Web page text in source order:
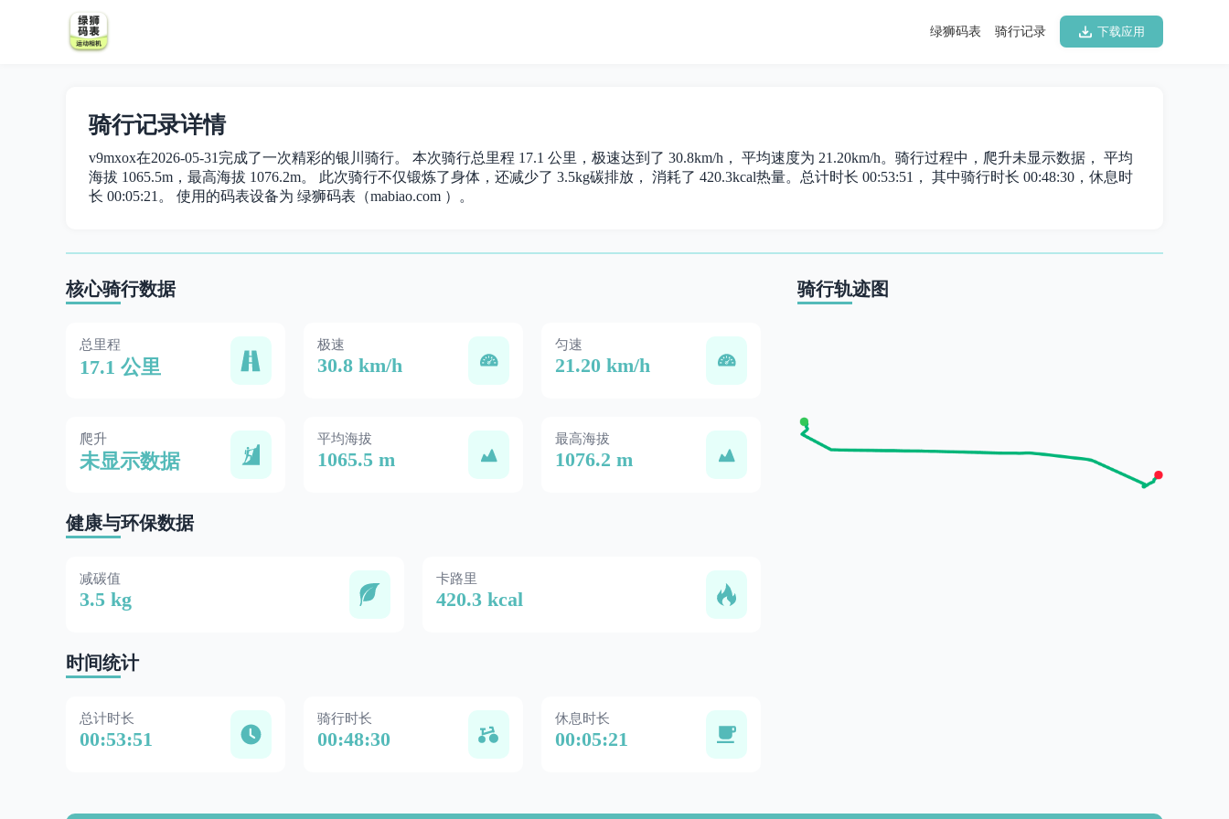
下载应用
骑行记录
绿狮码表
骑行记录详情
v9mxox在2026-05-31完成了一次精彩的银川骑行。 本次骑行总里程 17.1 公里，极速达到了 30.8km/h， 平均速度为 21.20km/h。骑行过程中，爬升未显示数据， 平均
海拔 1065.5m，最高海拔 1076.2m。 此次骑行不仅锻炼了身体，还减少了 3.5kg碳排放， 消耗了 420.3kcal热量。总计时长 00:53:51， 其中骑行时长 00:48:30，休息时
长 00:05:21。 使用的码表设备为 绿狮码表（mabiao.com ）。
核心骑行数据
总里程
17.1 公里
极速
30.8 km/h
匀速
21.20 km/h
爬升
未显示数据
平均海拔
1065.5 m
最高海拔
1076.2 m
健康与环保数据
减碳值
3.5 kg
卡路里
420.3 kcal
时间统计
总计时长
00:53:51
骑行时长
00:48:30
休息时长
00:05:21
骑行轨迹图